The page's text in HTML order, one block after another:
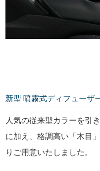
新型 噴霧式ディフューザ
人気の従来型カラーを引
に加え、格調高い「木目
りご用意いたしました。